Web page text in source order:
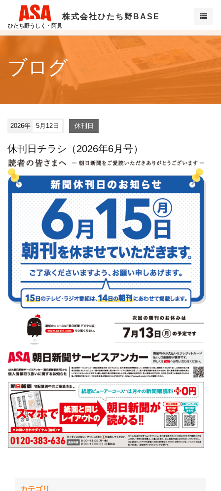
ひたち野うしく・阿見
株式会社ひたち野BASE
ブログ
2026年 5月12日 休刊日
休刊日チラシ（2026年6月号）
カテゴリ